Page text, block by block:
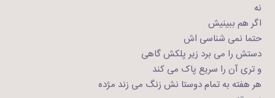
نه
اگر هم ببینیش
حتما نمی شناسی اش
دستش را می برد زیر پلکش گاهی
و تری آن را سریع پاک می کند
هر هفته به تمام دوستا نش زنگ می زند مژده